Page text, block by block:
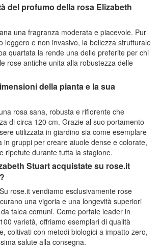
del profumo della rosa Elizabeth
una fragranza moderata e piacevole. Pur
leggero e non invasivo, la bellezza strutturale
quartata la rende una delle preferite per chi
rose antiche unita alla robustezza delle
della pianta e la sua
rosa sana, robusta e rifiorente che
di circa 120 cm. Grazie al suo portamento
utilizzata in giardino sia come esemplare
in gruppi per creare aiuole dense e colorate,
ripetute durante tutta la stagione.
Stuart acquistate su rose.it
rose.it vendiamo esclusivamente rose
una vigoria e una longevità superiori
talea comuni. Come portale leader in
varietà, offriamo esemplari di qualità
coltivati con metodi biologici a impatto zero,
salute alla consegna.